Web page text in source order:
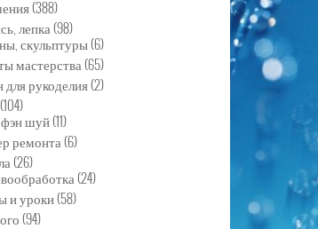
(388)
лепка(98)
скульптуры(6)
мастерства(65)
для рукоделия(2)
(104)
шуй(11)
ремонта(6)
(26)
(24)
и уроки(58)
(94)